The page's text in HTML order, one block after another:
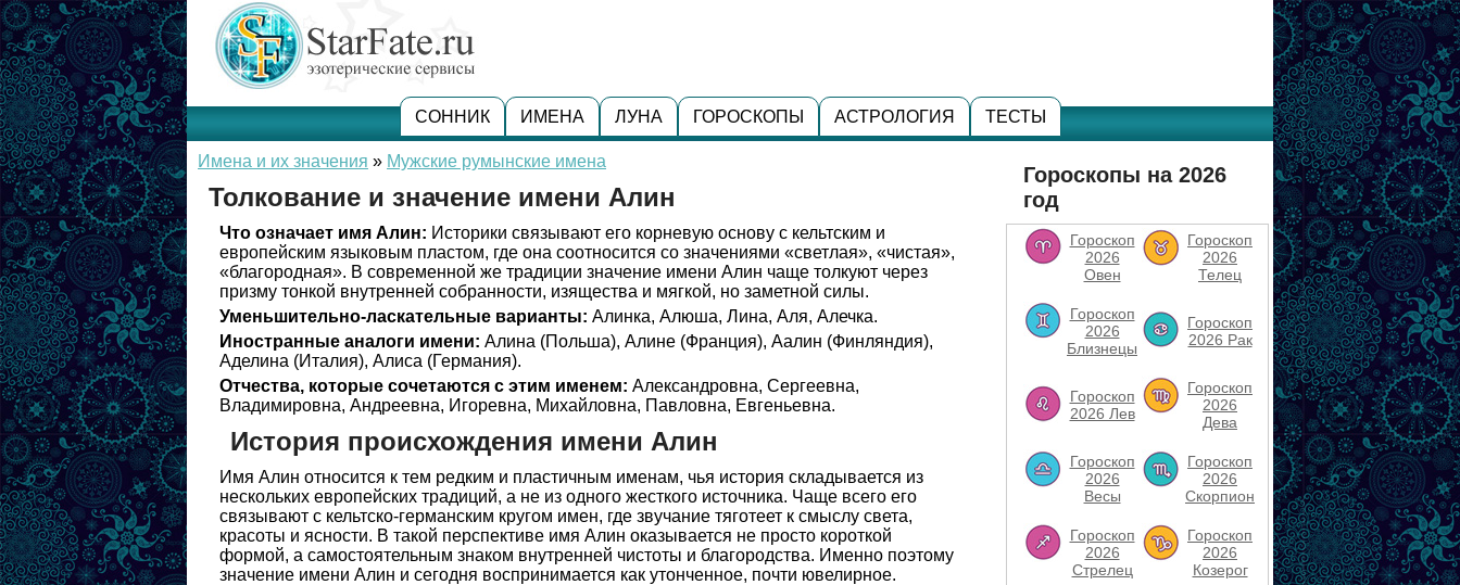
СОННИК ИМЕНА ЛУНА ГОРОСКОПЫ АСТРОЛОГИЯ ТЕСТЫ
Имена и их значения » Мужские румынские имена
Толкование и значение имени Алин
Что означает имя Алин: Историки связывают его корневую основу с кельтским и
европейским языковым пластом, где она соотносится со значениями «светлая», «чистая»,
«благородная». В современной же традиции значение имени Алин чаще толкуют через
призму тонкой внутренней собранности, изящества и мягкой, но заметной силы.
Уменьшительно-ласкательные варианты: Алинка, Алюша, Лина, Аля, Алечка.
Иностранные аналоги имени: Алина (Польша), Алине (Франция), Аалин (Финляндия),
Аделина (Италия), Алиса (Германия).
Отчества, которые сочетаются с этим именем: Александровна, Сергеевна,
Владимировна, Андреевна, Игоревна, Михайловна, Павловна, Евгеньевна.
История происхождения имени Алин
Имя Алин относится к тем редким и пластичным именам, чья история складывается из
нескольких европейских традиций, а не из одного жесткого источника. Чаще всего его
связывают с кельтско-германским кругом имен, где звучание тяготеет к смыслу света,
красоты и ясности. В такой перспективе имя Алин оказывается не просто короткой
формой, а самостоятельным знаком внутренней чистоты и благородства. Именно поэтому
значение имени Алин и сегодня воспринимается как утонченное, почти ювелирное.
Гороскопы на 2026
год
Гороскоп
2026
Овен
Гороскоп
2026
Телец
Гороскоп
2026
Близнецы
Гороскоп
2026 Рак
Гороскоп
2026 Лев
Гороскоп
2026
Дева
Гороскоп
2026
Весы
Гороскоп
2026
Скорпион
Гороскоп
2026
Стрелец
Гороскоп
2026
Козерог